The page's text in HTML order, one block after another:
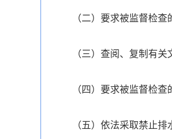
（二）要求被监督检
（三）查阅、复制有关
（四）要求被监督检
（五）依法采取禁止